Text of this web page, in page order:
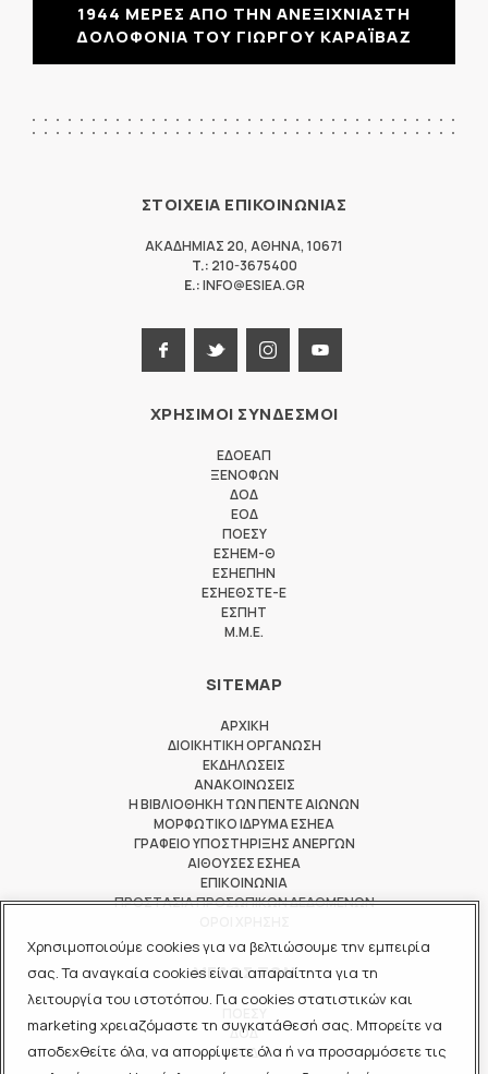
Χρησιμοποιούμε cookies για να βελτιώσουμε την εμπειρία
σας. Τα αναγκαία cookies είναι απαραίτητα για τη
λειτουργία του ιστοτόπου. Για cookies στατιστικών και
marketing χρειαζόμαστε τη συγκατάθεσή σας. Μπορείτε να
αποδεχθείτε όλα, να απορρίψετε όλα ή να προσαρμόσετε τις
1944 ΜΕΡΕΣ ΑΠΟ ΤΗΝ ΑΝΕΞΙΧΝΙΑΣΤΗ
ΔΟΛΟΦΟΝΙΑ ΤΟΥ ΓΙΩΡΓΟΥ ΚΑΡΑΪΒΑΖ
ΣΤΟΙΧΕΙΑ ΕΠΙΚΟΙΝΩΝΙΑΣ
ΑΚΑΔΗΜΙΑΣ 20, ΑΘΗΝΑ, 10671
T.: 210-3675400
E.:INFO@ESIEA.GR
ΧΡΗΣΙΜΟΙ ΣΥΝΔΕΣΜΟΙ
ΕΔΟΕΑΠ
ΞΕΝΟΦΩΝ
ΔΟΔ
ΕΟΔ
ΠΟΕΣΥ
ΕΣΗΕΜ-Θ
ΕΣΗΕΠΗΝ
ΕΣΗΕΘΣΤΕ-Ε
ΕΣΠΗΤ
M.M.E.
SITEMAP
ΑΡΧΙΚΗ
ΔΙΟΙΚΗΤΙΚΗ ΟΡΓΑΝΩΣΗ
ΕΚΔΗΛΩΣΕΙΣ
ΑΝΑΚΟΙΝΩΣΕΙΣ
Η ΒΙΒΛΙΟΘΗΚΗ ΤΩΝ ΠΕΝΤΕ ΑΙΩΝΩΝ
ΜΟΡΦΩΤΙΚΟ ΙΔΡΥΜΑ ΕΣΗΕΑ
ΓΡΑΦΕΙΟ ΥΠΟΣΤΗΡΙΞΗΣ ΑΝΕΡΓΩΝ
ΑΙΘΟΥΣΕΣ ΕΣΗΕΑ
ΕΠΙΚΟΙΝΩΝΙΑ
ΠΡΟΣΤΑΣΙΑ ΠΡΟΣΩΠΙΚΩΝ ΔΕΔΟΜΕΝΩΝ
ΜΕΛΟΣ ΤΩΝ
ΔΟΔ
ΕΟΔ